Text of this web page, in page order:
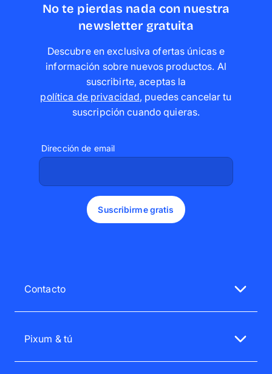
No te pierdas nada con nuestra
newsletter gratuita
Descubre en exclusiva ofertas únicas e
información sobre nuevos productos. Al
suscribirte, aceptas la
política de privacidad, puedes cancelar tu
suscripción cuando quieras.
Dirección de email
Suscribirme gratis
Contacto
Nuestro servicio de atención al cliente te atenderá
Lu.-Vi. 08:00 - 20:00
Pixum & tú
Atención al cliente